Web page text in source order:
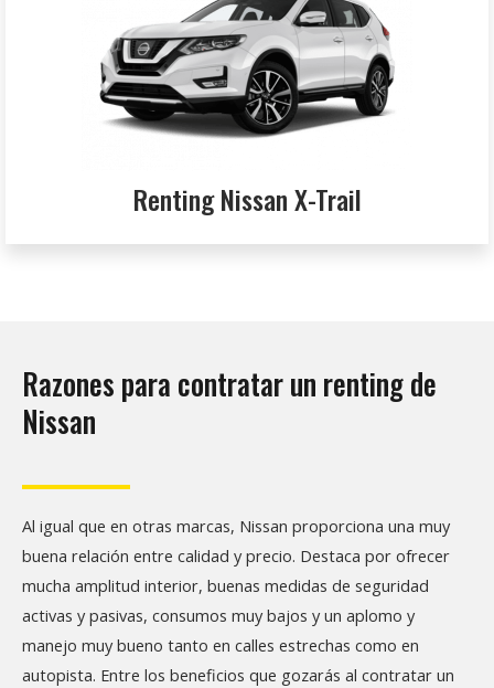
Renting Nissan X-Trail
Razones para contratar un renting de
Nissan
Al igual que en otras marcas, Nissan proporciona una muy
buena relación entre calidad y precio. Destaca por ofrecer
mucha amplitud interior, buenas medidas de seguridad
activas y pasivas, consumos muy bajos y un aplomo y
manejo muy bueno tanto en calles estrechas como en
autopista. Entre los beneficios que gozarás al contratar un